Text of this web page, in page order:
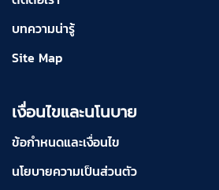
บทความน่ารู้
Site Map
เงื่อนไขและนโนบาย
ข้อกำหนดและเงื่อนไข
นโยบายความเป็นส่วนตัว